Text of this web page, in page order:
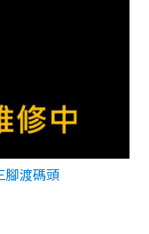
腳渡碼頭